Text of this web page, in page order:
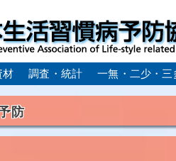
材 調査・統計 一無・二少・三
防